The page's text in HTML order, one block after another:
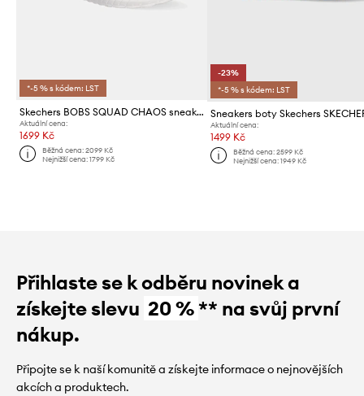
*-5 % s kódem: LST
Skechers BOBS SQUAD CHAOS sneakers boty dámské
Aktuální cena:
1699 Kč
Běžná cena:2099 Kč
Nejnižší cena:1799 Kč
-23%
*-5 % s kódem: LST
Aktuální cena:
1499 Kč
Běžná cena: 2599 Kč
Nejnižší cena: 1949 Kč
Přihlaste se k odběru novinek a
získejte slevu 20 %** na svůj první
nákup.
Připojte se k naší komunitě a získejte informace o nejnovějších
akcích a produktech.